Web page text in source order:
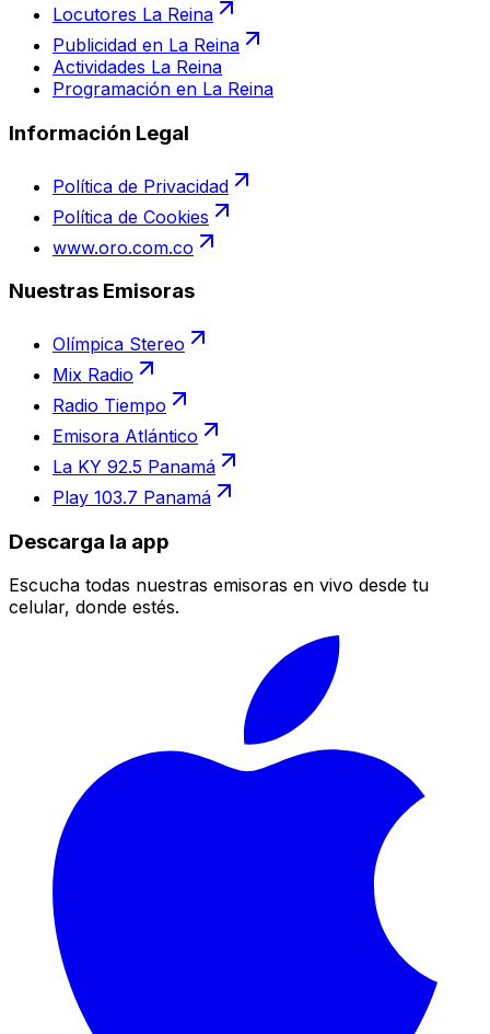
Locutores La Reina
Publicidad en La Reina
Actividades La Reina
Programación en La Reina
Información Legal
Política de Privacidad
Política de Cookies
www.oro.com.co
Nuestras Emisoras
Olímpica Stereo
Mix Radio
Radio Tiempo
Emisora Atlántico
La KY 92.5 Panamá
Play 103.7 Panamá
Descarga la app
Escucha todas nuestras emisoras en vivo desde tu
celular, donde estés.